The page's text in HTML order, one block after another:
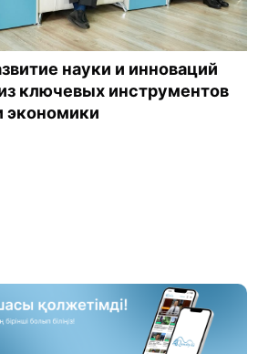
науки и инноваций
ключевых инструментов
экономики